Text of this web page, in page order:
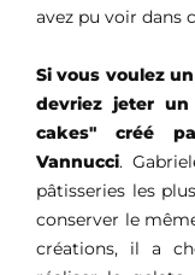
avez pu voir dans
Si vous voulez
devriez jeter
cakes" créé
Vannucci.
pâtisseries les
conserver le
créations, il a